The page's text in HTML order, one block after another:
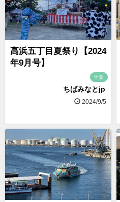
高浜五丁目夏祭り【2024
年9月号】
千葉
ちばみなとjp
2024/9/5